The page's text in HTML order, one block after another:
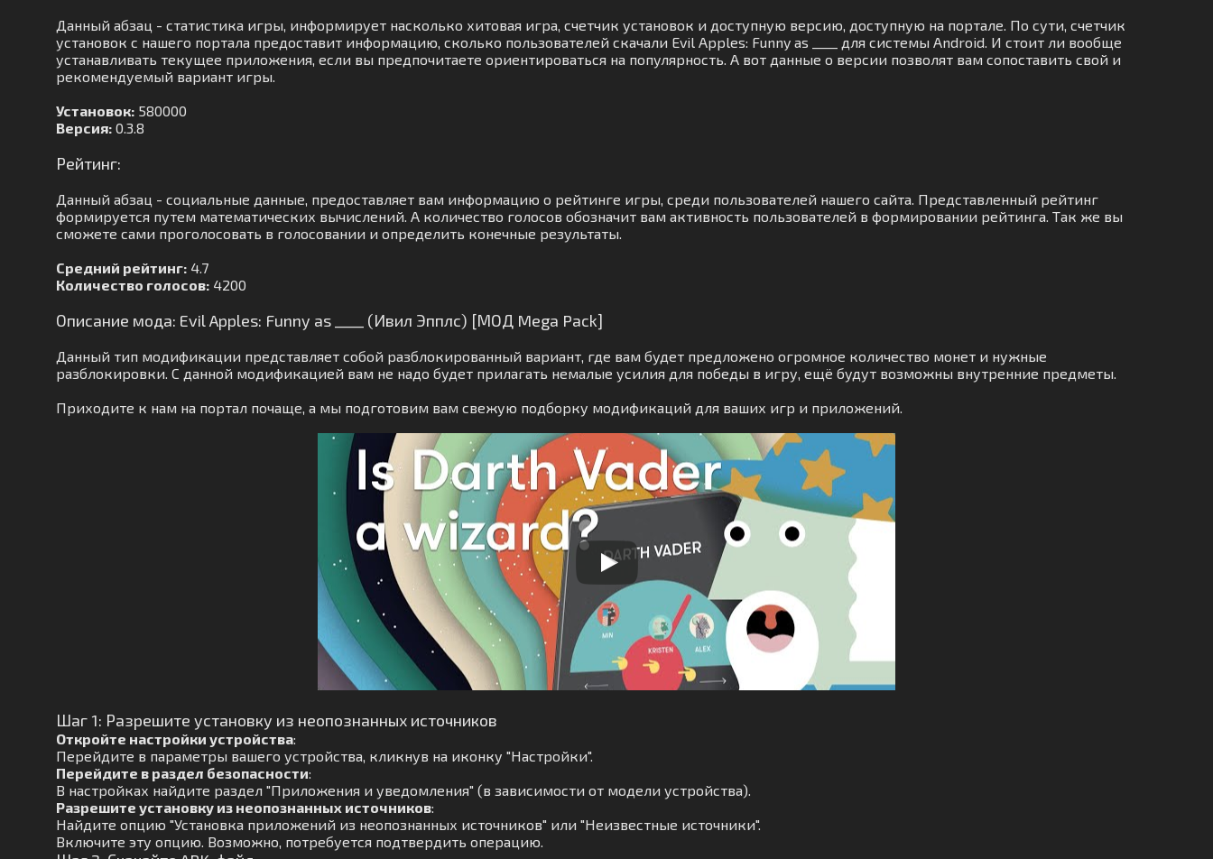
Данный абзац - статистика игры, информирует насколько хитовая игра, счетчик установок и доступную версию, доступную на портале. По сути, счетчик
установок с нашего портала предоставит информацию, сколько пользователей скачали Evil Apples: Funny as ____ для системы Android. И стоит ли вообще
устанавливать текущее приложения, если вы предпочитаете ориентироваться на популярность. А вот данные о версии позволят вам сопоставить свой и
рекомендуемый вариант игры.
Установок: 580000
Версия: 0.3.8
Рейтинг:
Данный абзац - социальные данные, предоставляет вам информацию о рейтинге игры, среди пользователей нашего сайта. Представленный рейтинг
формируется путем математических вычислений. А количество голосов обозначит вам активность пользователей в формировании рейтинга. Так же вы
сможете сами проголосовать в голосовании и определить конечные результаты.
Средний рейтинг: 4.7
Количество голосов: 4200
Описание мода: Evil Apples: Funny as ____ (Ивил Эпплс) [МОД Mega Pack]
Данный тип модификации представляет собой разблокированный вариант, где вам будет предложено огромное количество монет и нужные
разблокировки. С данной модификацией вам не надо будет прилагать немалые усилия для победы в игру, ещё будут возможны внутренние предметы.
Приходите к нам на портал почаще, а мы подготовим вам свежую подборку модификаций для ваших игр и приложений.
Шаг 1: Разрешите установку из неопознанных источников
Откройте настройки устройства:
Перейдите в параметры вашего устройства, кликнув на иконку "Настройки".
Перейдите в раздел безопасности:
В настройках найдите раздел "Приложения и уведомления" (в зависимости от модели устройства).
Разрешите установку из неопознанных источников:
Найдите опцию "Установка приложений из неопознанных источников" или "Неизвестные источники".
Включите эту опцию. Возможно, потребуется подтвердить операцию.